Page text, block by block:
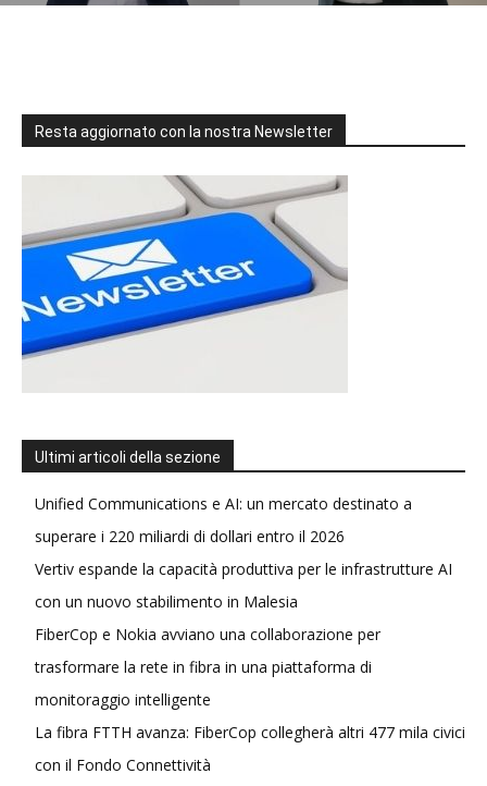
Resta aggiornato con la nostra Newsletter
Ultimi articoli della sezione
Unified Communications e AI: un mercato destinato a
superare i 220 miliardi di dollari entro il 2026
Vertiv espande la capacità produttiva per le infrastrutture AI
con un nuovo stabilimento in Malesia
FiberCop e Nokia avviano una collaborazione per
trasformare la rete in fibra in una piattaforma di
monitoraggio intelligente
La fibra FTTH avanza: FiberCop collegherà altri 477 mila civici
con il Fondo Connettività